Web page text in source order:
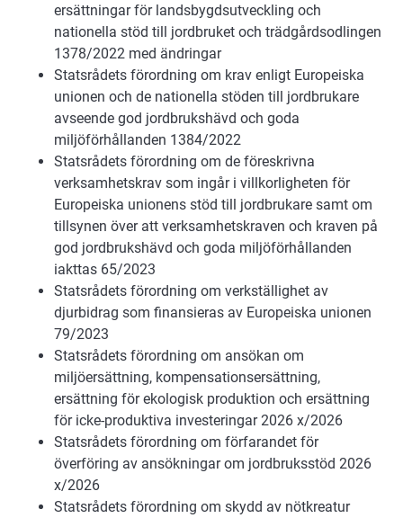
ersättningar för landsbygdsutveckling och
nationella stöd till jordbruket och trädgårdsodlingen
1378/2022 med ändringar
Statsrådets förordning om krav enligt Europeiska
unionen och de nationella stöden till jordbrukare
avseende god jordbrukshävd och goda
miljöförhållanden 1384/2022
Statsrådets förordning om de föreskrivna
verksamhetskrav som ingår i villkorligheten för
Europeiska unionens stöd till jordbrukare samt om
tillsynen över att verksamhetskraven och kraven på
god jordbrukshävd och goda miljöförhållanden
iakttas 65/2023
Statsrådets förordning om verkställighet av
djurbidrag som finansieras av Europeiska unionen
79/2023
Statsrådets förordning om ansökan om
miljöersättning, kompensationsersättning,
ersättning för ekologisk produktion och ersättning
för icke-produktiva investeringar 2026 x/2026
Statsrådets förordning om förfarandet för
överföring av ansökningar om jordbruksstöd 2026
x/2026
Statsrådets förordning om skydd av nötkreatur